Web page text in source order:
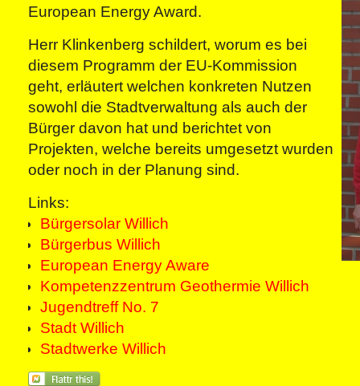
European Energy Award.
Herr Klinkenberg schildert, worum es bei
diesem Programm der EU-Kommission
geht, erläutert welchen konkreten Nutzen
sowohl die Stadtverwaltung als auch der
Bürger davon hat und berichtet von
Projekten, welche bereits umgesetzt wurden
oder noch in der Planung sind.
Links:
Bürgersolar Willich
Bürgerbus Willich
European Energy Aware
Kompetenzzentrum Geothermie Willich
Jugendtreff No. 7
Stadt Willich
Stadtwerke Willich